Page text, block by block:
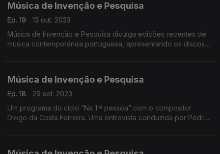
Música de Invenção e Pesquisa
Ep. 19
13 out. 2023
Música de Invenção e Pesquisa divulga edições recentes de
música contemporânea portuguesa, apresentando os discos
Música de Invenção e Pesquisa
Ep. 18
29 set. 2023
Um programa do ciclo “Na 1.ª pessoa” com o compositor
Diogo da Costa Ferreira. Uma entrevista conduzida por Pedro